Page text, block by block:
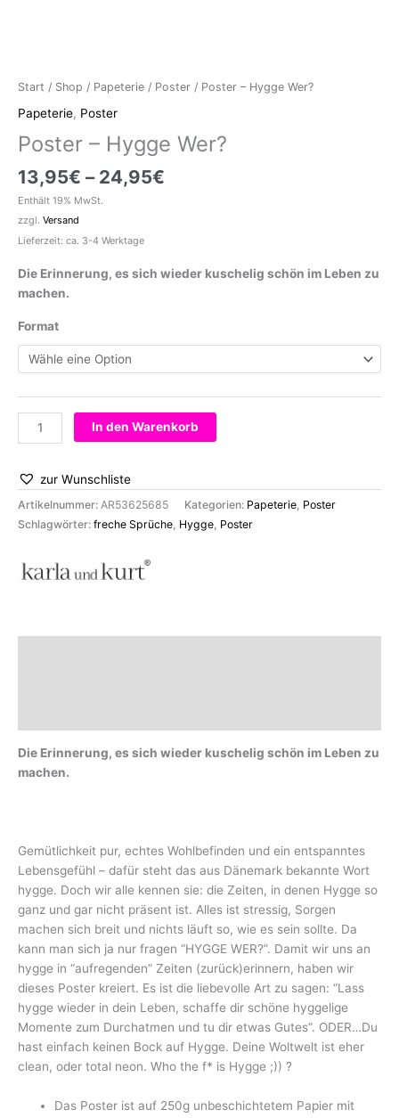
Start / Shop / Papeterie / Poster / Poster – Hygge Wer?
Papeterie, Poster
Poster – Hygge Wer?
13,95€ – 24,95€
Enthält 19% MwSt.
zzgl. Versand
Lieferzeit: ca. 3-4 Werktage
Die Erinnerung, es sich wieder kuschelig schön im Leben zu
machen.
Format
Poster
–
Wer?
Menge
In den Warenkorb
zur Wunschliste
Artikelnummer: AR53625685 Kategorien: Papeterie Poster
Schlagwörter: freche Sprüche Hygge Poster
Die Erinnerung, es sich wieder kuschelig schön im Leben zu
machen.
Gemütlichkeit pur, echtes Wohlbefinden und ein entspanntes
Lebensgefühl – dafür steht das aus Dänemark bekannte Wort
hygge. Doch wir alle kennen sie: die Zeiten, in denen Hygge so
ganz und gar nicht präsent ist. Alles ist stressig, Sorgen
machen sich breit und nichts läuft so, wie es sein sollte. Da
kann man sich ja nur fragen “HYGGE WER?”. Damit wir uns an
hygge in “aufregenden” Zeiten (zurück)erinnern, haben wir
dieses Poster kreiert. Es ist die liebevolle Art zu sagen: “Lass
hygge wieder in dein Leben, schaffe dir schöne hyggelige
Momente zum Durchatmen und tu dir etwas Gutes”. ODER…Du
hast einfach keinen Bock auf Hygge. Deine Woltwelt ist eher
clean, oder total neon. Who the f* is Hygge ;)) ?
Das Poster ist auf 250g unbeschichtetem Papier mit